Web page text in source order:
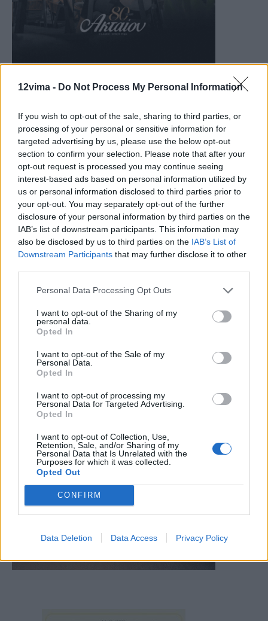
12vima - Do Not Process My Personal Information
If you wish to opt-out of the sale, sharing to third parties, or
processing of your personal or sensitive information for
targeted advertising by us, please use the below opt-out
section to confirm your selection. Please note that after your
opt-out request is processed you may continue seeing
interest-based ads based on personal information utilized by
us or personal information disclosed to third parties prior to
your opt-out. You may separately opt-out of the further
disclosure of your personal information by third parties on the
IAB’s list of downstream participants. This information may
also be disclosed by us to third parties on the IAB’s List of
Downstream Participants that may further disclose it to other
Personal Data Processing Opt Outs
I want to opt-out of the Sharing of my
personal data.
Opted In
I want to opt-out of the Sale of my
Personal Data.
Opted In
I want to opt-out of processing my
Personal Data for Targeted Advertising.
Opted In
I want to opt-out of Collection, Use,
Retention, Sale, and/or Sharing of my
Personal Data that Is Unrelated with the
Purposes for which it was collected.
Opted Out
CONFIRM
Data Deletion Data Access Privacy Policy